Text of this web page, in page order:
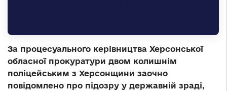
За процесуального керівництва Херсонської
обласної прокуратури двом колишнім
поліцейським з Херсонщини заочно
повідомлено про підозру у державній зраді,